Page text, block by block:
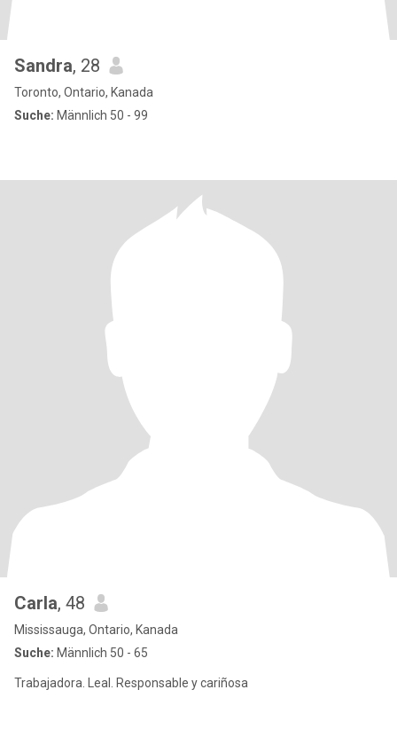
Sandra, 28
Toronto, Ontario, Kanada
Suche: Männlich 50 - 99
Carla, 48
Mississauga, Ontario, Kanada
Suche: Männlich 50 - 65
Trabajadora. Leal. Responsable y cariñosa